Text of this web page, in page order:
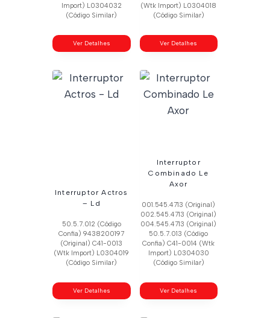
Import) L0304032
(Código Similar)
Ver Detalhes
(Wtk Import) L0304018
(Código Similar)
Ver Detalhes
Interruptor Actros
– Ld
50.5.7.012 (Código
Confia) 9438200197
(Original) C41-0013
(Wtk Import) L0304019
(Código Similar)
Ver Detalhes
Interruptor
Combinado Le
Axor
001.545.4713 (Original)
002.545.4713 (Original)
004.545.4713 (Original)
50.5.7.013 (Código
Confia) C41-0014 (Wtk
Import) L0304030
(Código Similar)
Ver Detalhes